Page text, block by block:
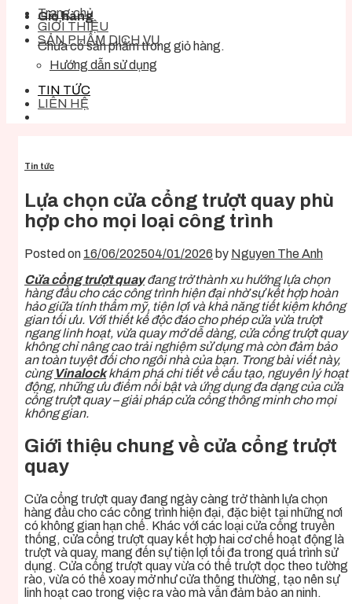
Giỏ hàng
Chưa có sản phẩm trong giỏ hàng.
Trang chủ
GIỚI THIỆU
SẢN PHẨM DỊCH VỤ
Hướng dẫn sử dụng
TIN TỨC
LIÊN HỆ
Tin tức
Lựa chọn cửa cổng trượt quay phù
hợp cho mọi loại công trình
Posted on 16/06/202504/01/2026 by Nguyen The Anh
Cửa cổng trượt quayđang trở thành xu hướng lựa chọn
hàng đầu cho các công trình hiện đại nhờ sự kết hợp hoàn
hảo giữa tính thẩm mỹ, tiện lợi và khả năng tiết kiệm không
gian tối ưu. Với thiết kế độc đáo cho phép cửa vừa trượt
ngang linh hoạt, vừa quay mở dễ dàng, cửa cổng trượt quay
không chỉ nâng cao trải nghiệm sử dụng mà còn đảm bảo
an toàn tuyệt đối cho ngôi nhà của bạn. Trong bài viết này,
cùng Vinalockkhám phá chi tiết về cấu tạo, nguyên lý hoạt
động, những ưu điểm nổi bật và ứng dụng đa dạng của cửa
cổng trượt quay – giải pháp cửa cổng thông minh cho mọi
không gian.
Giới thiệu chung về cửa cổng trượt
quay
Cửa cổng trượt quay đang ngày càng trở thành lựa chọn
hàng đầu cho các công trình hiện đại, đặc biệt tại những nơi
có không gian hạn chế. Khác với các loại cửa cổng truyền
thống, cửa cổng trượt quay kết hợp hai cơ chế hoạt động là
trượt và quay, mang đến sự tiện lợi tối đa trong quá trình sử
dụng. Cửa cổng trượt quay vừa có thể trượt dọc theo tường
rào, vừa có thể xoay mở như cửa thông thường, tạo nên sự
linh hoạt cao trong việc ra vào mà vẫn đảm bảo an ninh.